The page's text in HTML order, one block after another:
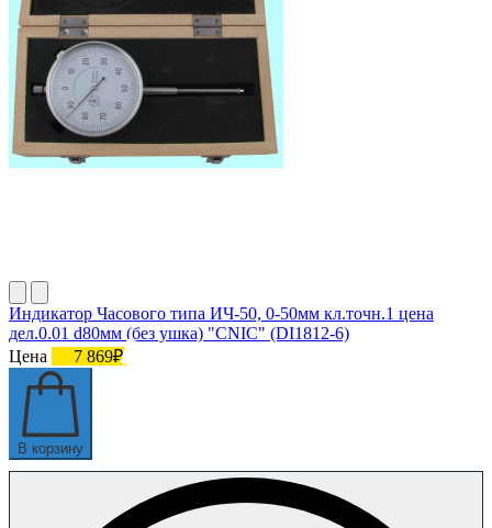
Индикатор Часового типа ИЧ-50, 0-50мм кл.точн.1 цена
дел.0.01 d80мм (без ушка) "CNIC" (DI1812-6)
Цена
7 869₽
В корзину